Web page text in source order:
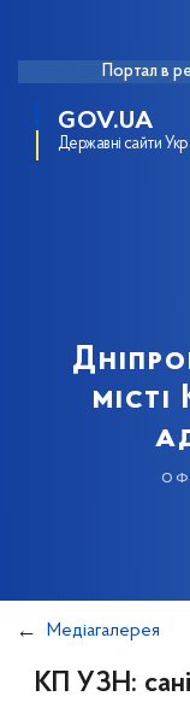
Портал в
GOV.UA
Державні сайти
Медіагалерея
КП УЗН: